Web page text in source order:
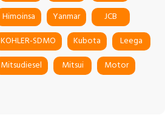
Himoinsa Yanmar
JCB
KOHLER-SDMO Kubota
Leega
Mitsudiesel Mitsui
Motor